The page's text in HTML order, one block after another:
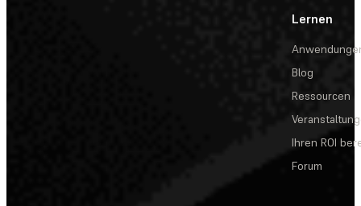
Lernen
Blog
Ressourcen
Ihren ROI
Forum